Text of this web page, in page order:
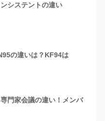
システントの違い
の違いは？KF94は
門家会議の違い！メンバ